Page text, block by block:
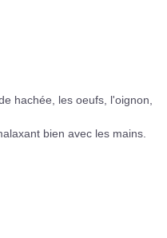
hachée, les oeufs, l'oignon,
bien avec les mains.